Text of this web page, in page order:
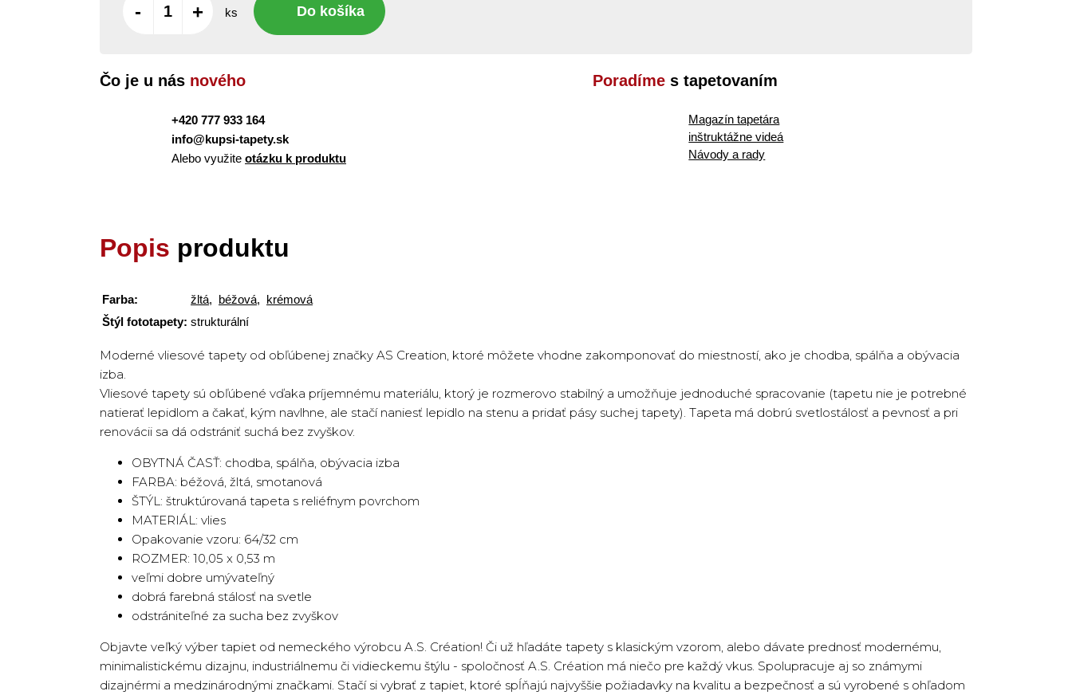
- + ks Do košíka
Čo je u nás nového
+420 777 933 164
info@kupsi-tapety.sk
Alebo využite otázku k produktu
Poradíme s tapetovaním
Magazín tapetára
inštruktážne videá
Návody a rady
Popis produktu
Farba: žltá, béžová, krémová
Štýl fototapety: strukturální
Moderné vliesové tapety od obľúbenej značky AS Creation, ktoré môžete vhodne zakomponovať do miestností, ako je chodba, spálňa a obývacia
izba.
Vliesové tapety sú obľúbené vďaka príjemnému materiálu, ktorý je rozmerovo stabilný a umožňuje jednoduché spracovanie (tapetu nie je potrebné
natierať lepidlom a čakať, kým navlhne, ale stačí naniesť lepidlo na stenu a pridať pásy suchej tapety). Tapeta má dobrú svetlostálosť a pevnosť a pri
renovácii sa dá odstrániť suchá bez zvyškov.
OBYTNÁ ČASŤ: chodba, spálňa, obývacia izba
FARBA: béžová, žltá, smotanová
ŠTÝL: štruktúrovaná tapeta s reliéfnym povrchom
MATERIÁL: vlies
Opakovanie vzoru: 64/32 cm
ROZMER: 10,05 x 0,53 m
veľmi dobre umývateľný
dobrá farebná stálosť na svetle
odstrániteľné za sucha bez zvyškov
Objavte veľký výber tapiet od nemeckého výrobcu A.S. Création! Či už hľadáte tapety s klasickým vzorom, alebo dávate prednosť modernému,
minimalistickému dizajnu, industriálnemu či vidieckemu štýlu - spoločnosť A.S. Création má niečo pre každý vkus. Spolupracuje aj so známymi
dizajnérmi a medzinárodnými značkami. Stačí si vybrať z tapiet, ktoré spĺňajú najvyššie požiadavky na kvalitu a bezpečnosť a sú vyrobené s ohľadom